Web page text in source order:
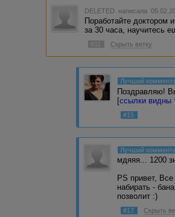
DELETED написала
Поработайте доктором
за 30 часа, научитесь
#11 Скрыть ветку
Лучший
Поздравляю!
[ссылки видны
#15
Лучший
мдяяя... 1200
PS привет,
набирать -
позволит :)
#17 Скрыть